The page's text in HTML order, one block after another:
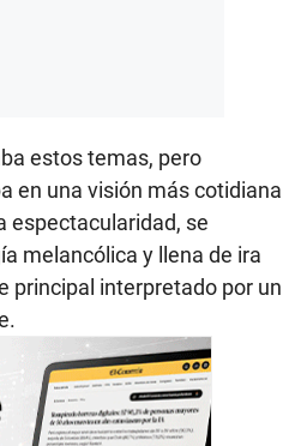
estos temas, pero
en una visión más cotidiana
espectacularidad, se
melancólica y llena de ira
principal interpretado por un